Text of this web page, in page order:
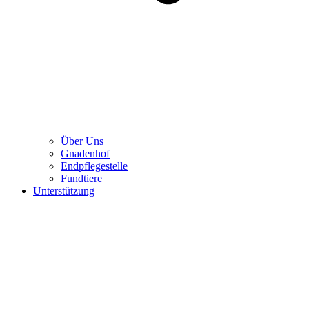
Über Uns
Gnadenhof
Endpflegestelle
Fundtiere
Unterstützung